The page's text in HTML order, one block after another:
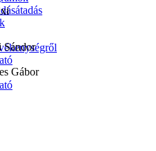
Sándor
Gábor